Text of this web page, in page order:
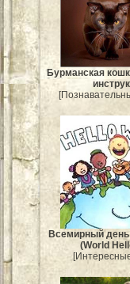
Бурманская
Всемирный день
(World